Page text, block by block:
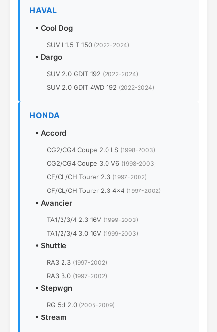
HAVAL
• Cool Dog
SUV I 1.5 T 150 (2022-2024)
• Dargo
SUV 2.0 GDIT 192 (2022-2024)
SUV 2.0 GDIT 4WD 192 (2022-2024)
HONDA
• Accord
CG2/CG4 Coupe 2.0 LS (1998-2003)
CG2/CG4 Coupe 3.0 V6 (1998-2003)
CF/CL/CH Tourer 2.3 (1997-2002)
CF/CL/CH Tourer 2.3 4x4 (1997-2002)
• Avancier
TA1/2/3/4 2.3 16V (1999-2003)
TA1/2/3/4 3.0 16V (1999-2003)
• Shuttle
RA3 2.3 (1997-2002)
RA3 3.0 (1997-2002)
• Stepwgn
RG 5d 2.0 (2005-2009)
• Stream